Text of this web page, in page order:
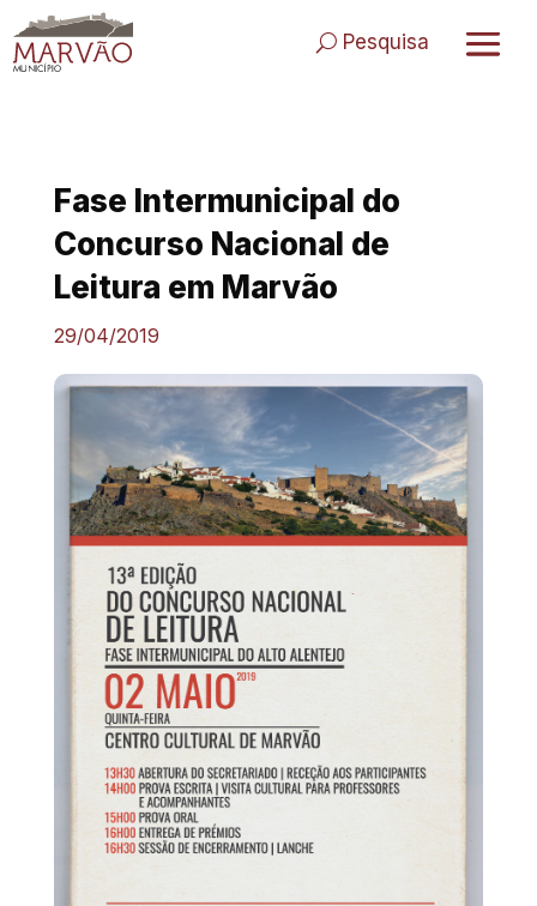
to
content
Pesquisa
Fase Intermunicipal do
Concurso Nacional de
Leitura em Marvão
29/04/2019